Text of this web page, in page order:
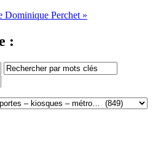
Dominique Perchet »
: